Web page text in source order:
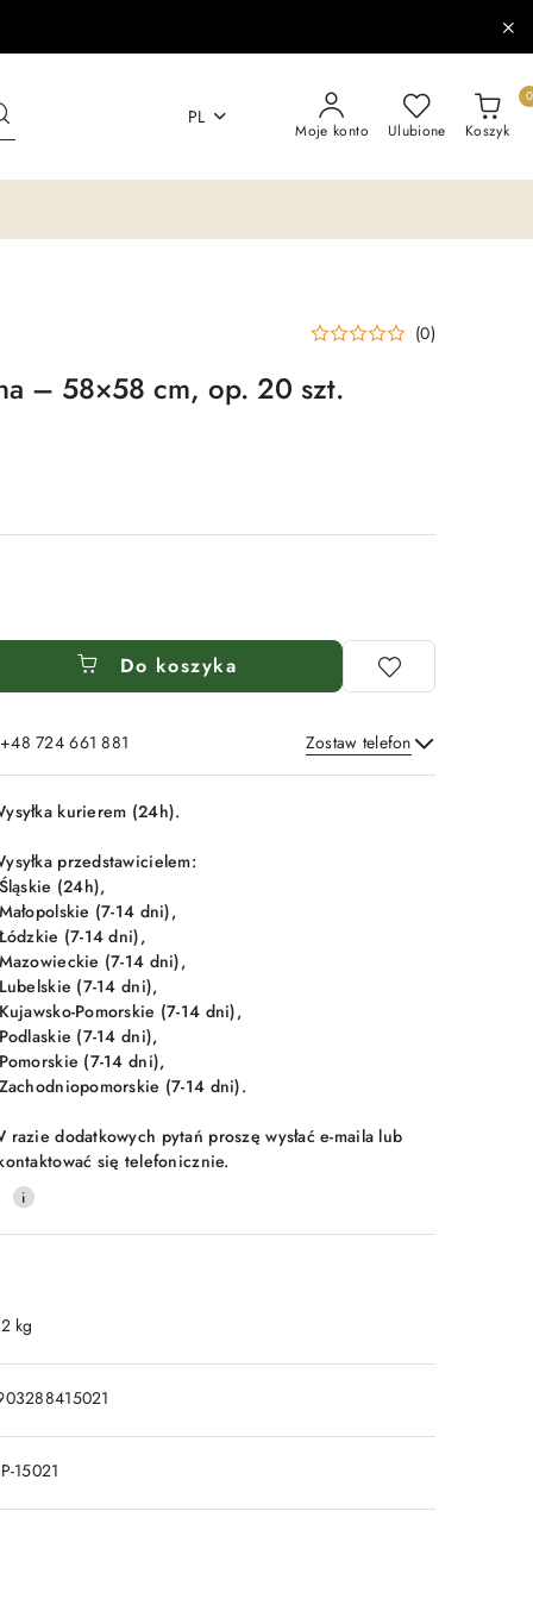
PL
Moje konto Ulubione Koszyk
0
(0)
– 58×58 cm, op. 20 szt.
Do koszyka
724 661 881 Zostaw telefon
Wyślij
kurierem (24h).
przedstawicielem:
(24h),
(7-14 dni),
(7-14 dni),
(7-14 dni),
(7-14 dni),
Pomorskie (7-14 dni),
(7-14 dni),
(7-14 dni),
(7-14 dni).
razie dodatkowych pytań proszę wysłać e-maila lub
się telefonicznie.
kg
15021